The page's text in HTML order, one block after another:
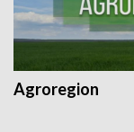
Agroregion